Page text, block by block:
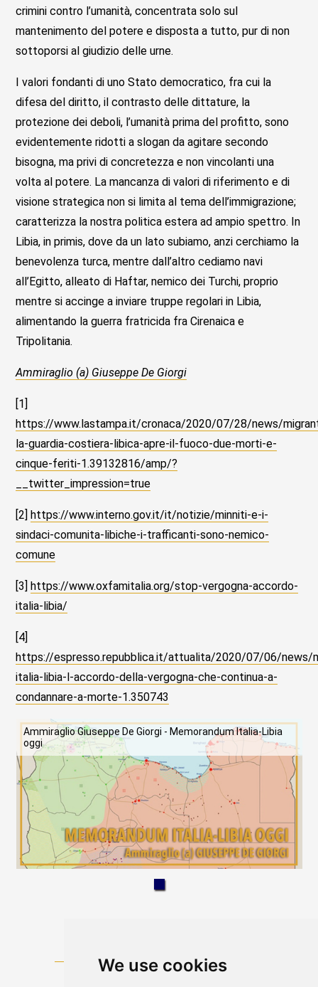
We use cookies
crimini contro l’umanità, concentrata solo sul
mantenimento del potere e disposta a tutto, pur di non
sottoporsi al giudizio delle urne.
I valori fondanti di uno Stato democratico, fra cui la
difesa del diritto, il contrasto delle dittature, la
protezione dei deboli, l’umanità prima del profitto, sono
evidentemente ridotti a slogan da agitare secondo
bisogna, ma privi di concretezza e non vincolanti una
volta al potere. La mancanza di valori di riferimento e di
visione strategica non si limita al tema dell’immigrazione;
caratterizza la nostra politica estera ad ampio spettro. In
Libia, in primis, dove da un lato subiamo, anzi cerchiamo la
benevolenza turca, mentre dall’altro cediamo navi
all’Egitto, alleato di Haftar, nemico dei Turchi, proprio
mentre si accinge a inviare truppe regolari in Libia,
alimentando la guerra fratricida fra Cirenaica e
Tripolitania.
Ammiraglio (a) Giuseppe De Giorgi
[1]
https://www.lastampa.it/cronaca/2020/07/28/news/
la-guardia-costiera-libica-apre-il-fuoco-due-morti-e-
cinque-feriti-1.39132816/amp/?
__twitter_impression=true
[2]https://www.interno.gov.it/it/notizie/minniti-e-i-
sindaci-comunita-libiche-i-trafficanti-sono-nemico-
comune
[3]https://www.oxfamitalia.org/stop-vergogna-accordo-
italia-libia/
[4]
https://espresso.repubblica.it/attualita/2020/07/06/news/
italia-libia-l-accordo-della-vergogna-che-continua-a-
condannare-a-morte-1.350743
Ammiraglio Giuseppe De Giorgi - Memorandum Italia-Libia
oggi